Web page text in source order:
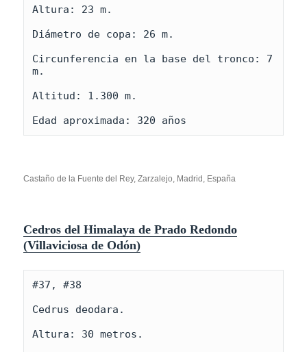
Altura: 23 m.
Diámetro de copa: 26 m.
Circunferencia en la base del tronco: 7
m.
Altitud: 1.300 m.
Edad aproximada: 320 años
Castaño de la Fuente del Rey, Zarzalejo, Madrid, España
Cedros del Himalaya de Prado Redondo
(Villaviciosa de Odón)
#37, #38
Cedrus deodara.
Altura: 30 metros.